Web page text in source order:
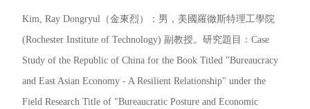
Kim, Ray Dongryul（金東烈）：男，美國羅徹斯特理工學院
(Rochester Institute of Technology) 副教授。研究題目：Case
Study of the Republic of China for the Book Titled "Bureaucracy
and East Asian Economy - A Resilient Relationship" under the
Field Research Title of "Bureaucratic Posture and Economic